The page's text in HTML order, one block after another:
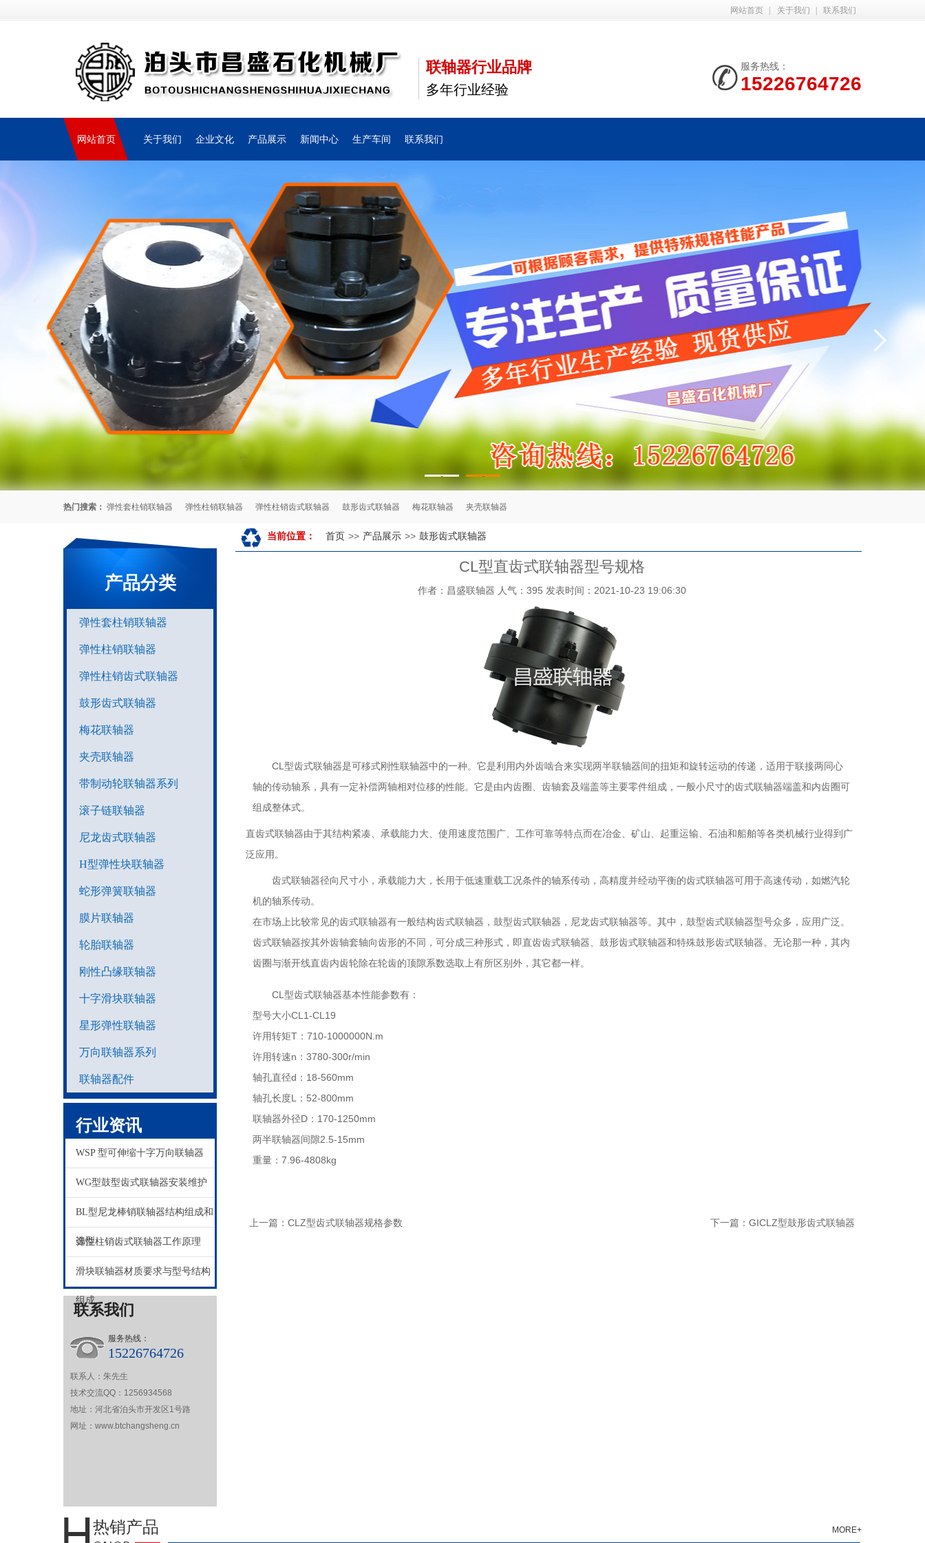
网站首页 关于我们 联系我们
联轴器行业品牌
多年行业经验
服务热线：
15226764726
网站首页 关于我们 企业文化 产品展示 新闻中心 生产车间 联系我们
1 2
热门搜索： 弹性套柱销联轴器 弹性柱销联轴器 弹性柱销齿式联轴器 鼓形齿式联轴器 梅花联轴器 夹壳联轴器
产品分类
弹性套柱销联轴器
弹性柱销联轴器
弹性柱销齿式联轴器
鼓形齿式联轴器
梅花联轴器
夹壳联轴器
带制动轮联轴器系列
滚子链联轴器
尼龙齿式联轴器
H型弹性块联轴器
蛇形弹簧联轴器
膜片联轴器
轮胎联轴器
刚性凸缘联轴器
十字滑块联轴器
星形弹性联轴器
万向联轴器系列
联轴器配件
行业资讯
WSP 型可伸缩十字万向联轴器
WG型鼓型齿式联轴器安装维护
BL型尼龙棒销联轴器结构组成和
选型
弹性柱销齿式联轴器工作原理
滑块联轴器材质要求与型号结构
组成
联系我们
服务热线：
15226764726
联系人：朱先生
技术交流QQ：1256934568
地址：河北省泊头市开发区1号路
网址：www.btchangsheng.cn
当前位置： 首页 >> 产品展示 >> 鼓形齿式联轴器
CL型直齿式联轴器型号规格
作者：昌盛联轴器 人气：395 发表时间：2021-10-23 19:06:30
CL型齿式联轴器是可移式刚性联轴器中的一种。它是利用内外齿啮合来实现两半联轴器间的扭矩和旋转运动的传递，适用于联接两同心
轴的传动轴系，具有一定补偿两轴相对位移的性能。它是由内齿圈、齿轴套及端盖等主要零件组成，一般小尺寸的齿式联轴器端盖和内齿圈可
组成整体式。
直齿式联轴器由于其结构紧凑、承载能力大、使用速度范围广、工作可靠等特点而在冶金、矿山、起重运输、石油和船舶等各类机械行业得到广
泛应用。
齿式联轴器径向尺寸小，承载能力大，长用于低速重载工况条件的轴系传动，高精度并经动平衡的齿式联轴器可用于高速传动，如燃汽轮
机的轴系传动。
在市场上比较常见的齿式联轴器有一般结构齿式联轴器，鼓型齿式联轴器，尼龙齿式联轴器等。其中，鼓型齿式联轴器型号众多，应用广泛。
齿式联轴器按其外齿轴套轴向齿形的不同，可分成三种形式，即直齿齿式联轴器、鼓形齿式联轴器和特殊鼓形齿式联轴器。无论那一种，其内
齿圈与渐开线直齿内齿轮除在轮齿的顶隙系数选取上有所区别外，其它都一样。
CL型齿式联轴器基本性能参数有：
型号大小CL1-CL19
许用转矩T：710-1000000N.m
许用转速n：3780-300r/min
轴孔直径d：18-560mm
轴孔长度L：52-800mm
联轴器外径D：170-1250mm
两半联轴器间隙2.5-15mm
重量：7.96-4808kg
上一篇： CLZ型齿式联轴器规格参数 下一篇： GICLZ型鼓形齿式联轴器
MORE+
热销产品